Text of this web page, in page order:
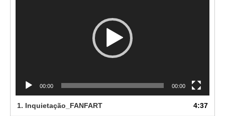
v
00:00 00:00
1. Inquietação_FANFART 4:37